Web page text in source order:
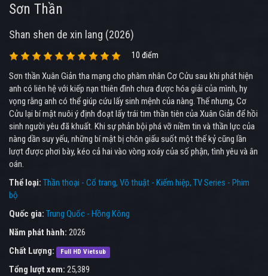
Sơn Thần
Shan shen de xin lang (2026)
10 điểm
Sơn thần Xuân Giản tha mạng cho phàm nhân Cơ Cửu sau khi phát hiện
anh có liên hệ với kiếp nạn thiên đình chưa được hóa giải của mình, hy
vọng rằng anh có thể giúp cứu lấy sinh mệnh của nàng. Thế nhưng, Cơ
Cửu lại bí mật nuôi ý định đoạt lấy trái tim thần tiên của Xuân Giản để hồi
sinh người yêu đã khuất. Khi sự phản bội phá vỡ niềm tin và thần lực của
nàng dần suy yếu, những bí mật bị chôn giấu suốt một thế kỷ cũng lần
lượt được phơi bày, kéo cả hai vào vòng xoáy của số phận, tình yêu và ân
oán.
Thể loại: Thần thoại - Cổ trang Võ thuật - Kiếm hiệp TV Series - Phim
bộ
Quốc gia: Trung Quốc - Hồng Kông
Năm phát hành: 2026
Chất Lượng:
Full HD Vietsub
Tổng lượt xem: 25,389